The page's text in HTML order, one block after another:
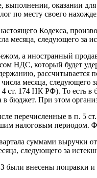
оказании для
по месту своего
Кодекса,
месяца, следующего за
а иностранный
НДС, который будет
рассчитывается
месяца,
ст. 174 НК РФ). То есть
бюджет. При этом
перечисленные в п. 5
налоговым
суммами выручки
следующего за
внесены поправки и